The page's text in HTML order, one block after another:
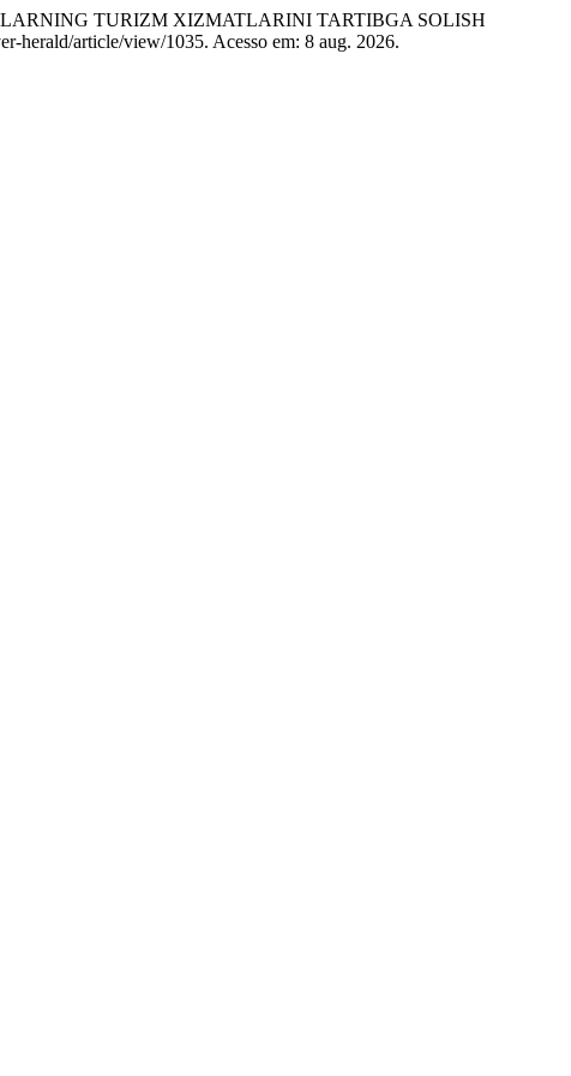
TURIZM XIZMATLARINI TARTIBGA SOLISH
herald/article/view/1035. Acesso em: 8 aug. 2026.